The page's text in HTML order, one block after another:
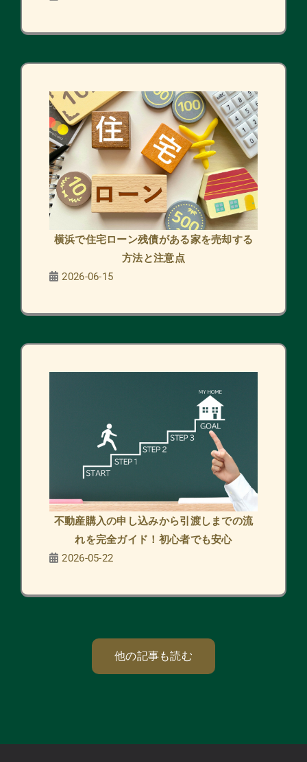
横浜で住宅ローン残債がある家を売却する
方法と注意点
2026-06-15
不動産購入の申し込みから引渡しまでの流
れを完全ガイド！初心者でも安心
2026-05-22
他の記事も読む